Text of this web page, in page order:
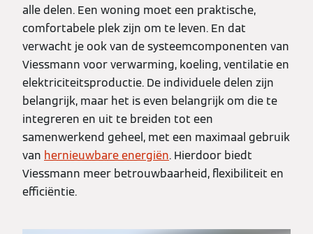
alle delen. Een woning moet een praktische,
comfortabele plek zijn om te leven. En dat
verwacht je ook van de systeemcomponenten van
Viessmann voor verwarming, koeling, ventilatie en
elektriciteitsproductie. De individuele delen zijn
belangrijk, maar het is even belangrijk om die te
integreren en uit te breiden tot een
samenwerkend geheel, met een maximaal gebruik
van hernieuwbare energiën. Hierdoor biedt
Viessmann meer betrouwbaarheid, flexibiliteit en
efficiëntie.